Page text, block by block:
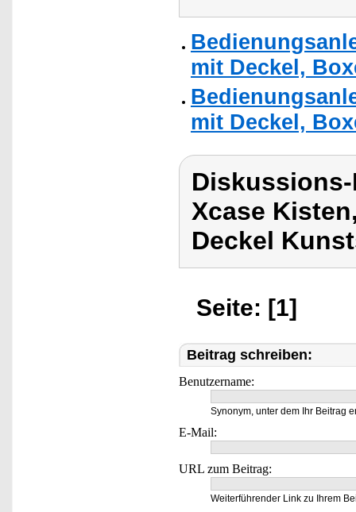
mit Deckel,
mit Deckel,
Xcase
Deckel
Seite: [1]
Beitrag schreiben:
Benutzername:
Synonym, unter dem Ihr Beitrag
E-Mail:
URL zum Beitrag:
Weiterführender Link zu Ihrem